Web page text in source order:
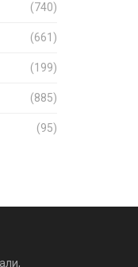
(740)
(661)
(199)
(885)
(95)